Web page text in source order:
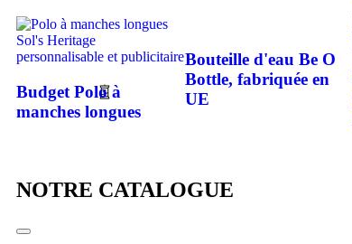
Budget Polo à
manches longues
Bouteille d'eau Be O
Bottle, fabriquée en
UE
NOTRE CATALOGUE